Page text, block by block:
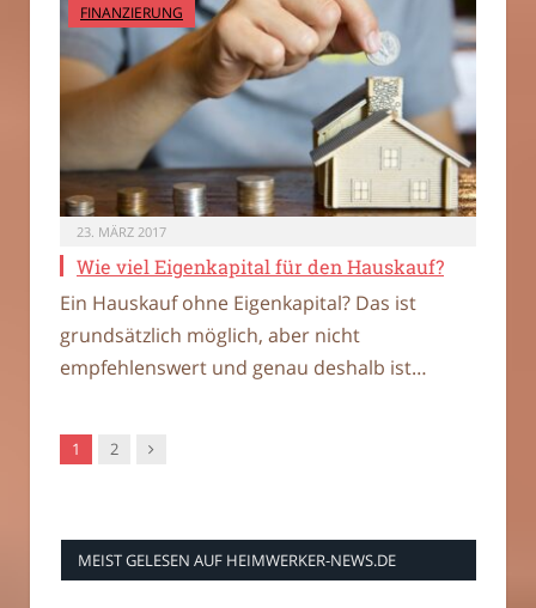
FINANZIERUNG
23. MÄRZ 2017
Wie viel Eigenkapital für den Hauskauf?
Ein Hauskauf ohne Eigenkapital? Das ist
grundsätzlich möglich, aber nicht
empfehlenswert und genau deshalb ist…
1 2 Nachfolger
MEIST GELESEN AUF HEIMWERKER-NEWS.DE